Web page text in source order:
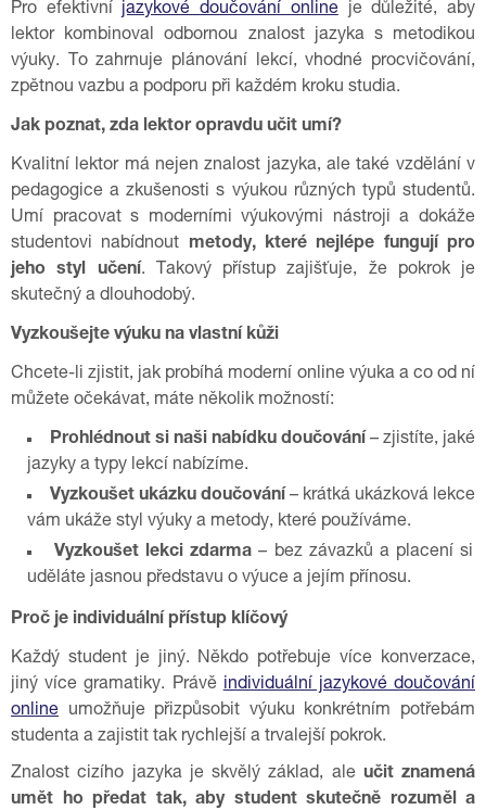
Pro efektivní jazykové doučování onlineje důležité, aby
lektor kombinoval odbornou znalost jazyka s metodikou
výuky. To zahrnuje plánování lekcí, vhodné procvičování,
zpětnou vazbu a podporu při každém kroku studia.
Jak poznat, zda lektor opravdu učit umí?
Kvalitní lektor má nejen znalost jazyka, ale také vzdělání v
pedagogice a zkušenosti s výukou různých typů studentů.
Umí pracovat s moderními výukovými nástroji a dokáže
studentovi nabídnout metody, které nejlépe fungují pro
jeho styl učení. Takový přístup zajišťuje, že pokrok je
skutečný a dlouhodobý.
Vyzkoušejte výuku na vlastní kůži
Chcete-li zjistit, jak probíhá moderní online výuka a co od ní
můžete očekávat, máte několik možností:
Prohlédnout si naši nabídku doučování – zjistíte, jaké
jazyky a typy lekcí nabízíme.
Vyzkoušet ukázku doučování – krátká ukázková lekce
vám ukáže styl výuky a metody, které používáme.
Vyzkoušet lekci zdarma – bez závazků a placení si
uděláte jasnou představu o výuce a jejím přínosu.
Proč je individuální přístup klíčový
Každý student je jiný. Někdo potřebuje více konverzace,
jiný více gramatiky. Právě individuální jazykové doučování
online umožňuje přizpůsobit výuku konkrétním potřebám
studenta a zajistit tak rychlejší a trvalejší pokrok.
Znalost cizího jazyka je skvělý základ, ale učit znamená
umět ho předat tak, aby student skutečně rozuměl a